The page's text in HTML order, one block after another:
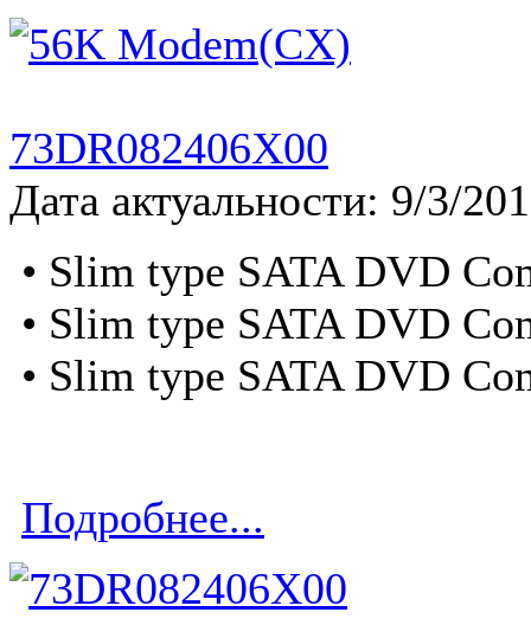
73DR082406X00
Дата актуальности: 9/3/
• Slim type SATA DVD
• Slim type SATA DVD
• Slim type SATA DVD
Подробнее...